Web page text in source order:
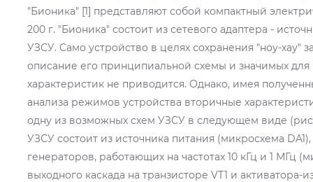
"Бионика" [1] представляют собой компактный
200 г. "Бионика" состоит из сетевого адаптера -
УЗСУ. Само устройство в целях сохранения "ноу-хау"
описание его принципиальной схемы и значимых
характеристик не приводится. Однако, имея
анализа режимов устройства вторичные
одну из возможных схем УЗСУ в следующем виде
УЗСУ состоит из источника питания (микросхема
генераторов, работающих на частотах 10 кГц и 1 МГц
выходного каскада на транзисторе VT1 и активатора-